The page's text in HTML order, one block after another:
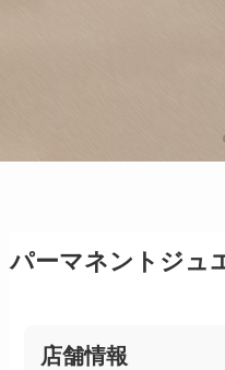
パーマネントジュ
店舗情報